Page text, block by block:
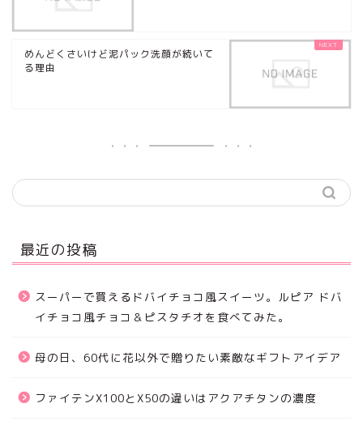
めんどくさいけど泥パック洗顔が続いて
る理由
最近の投稿
スーパーで買えるドバイチョコ風スイーツ。ルピア ドバ
イチョコ風チョコ＆ピスタチオを食べてみた。
母の日、60代に花以外で贈りたい素敵なギフトアイデア
ファイテンX100とX50の違いはアクアチタンの濃度